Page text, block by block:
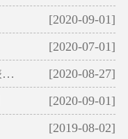
[2020-09-01]
[2020-07-01]
关于在奥地利实施赴华航班乘客凭新冠病毒核
[2020-08-27]
[2020-09-01]
[2019-08-02]